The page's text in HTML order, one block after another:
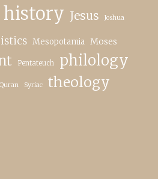
history Jesus Joshua
Mesopotamia Moses
Pentateuch philology
Quran Syriac theology